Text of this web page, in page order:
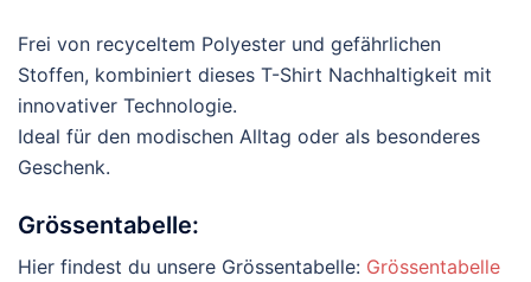
Frei von recyceltem Polyester und gefährlichen
Stoffen, kombiniert dieses T-Shirt Nachhaltigkeit mit
innovativer Technologie.
Ideal für den modischen Alltag oder als besonderes
Geschenk.
Grössentabelle:
Hier findest du unsere Grössentabelle: Grössentabelle